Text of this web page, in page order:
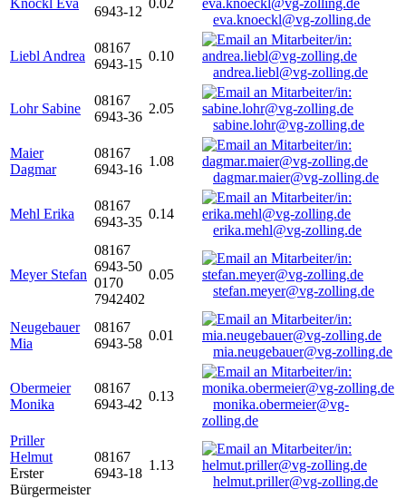
Knöckl Eva
6943-12
0.02
eva.knoeckl@vg-zolling.de
Liebl Andrea
08167
6943-15
0.10
andrea.liebl@vg-zolling.de
Lohr Sabine
08167
6943-36
2.05
sabine.lohr@vg-zolling.de
Maier
Dagmar
08167
6943-16
1.08
dagmar.maier@vg-zolling.de
Mehl Erika
08167
6943-35
0.14
erika.mehl@vg-zolling.de
Meyer Stefan
08167
6943-50
0170
7942402
0.05
stefan.meyer@vg-zolling.de
Neugebauer
Mia
08167
6943-58
0.01
mia.neugebauer@vg-zolling.de
Obermeier
Monika
08167
6943-42
0.13
monika.obermeier@vg-
zolling.de
Priller
Helmut
Erster
Bürgermeister
08167
6943-18
1.13
helmut.priller@vg-zolling.de